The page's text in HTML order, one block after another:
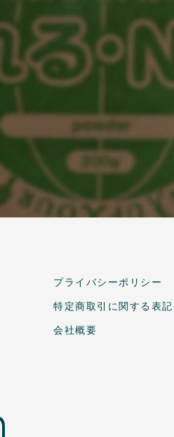
プライバシーポリシー
特定商取引に関する表記
会社概要